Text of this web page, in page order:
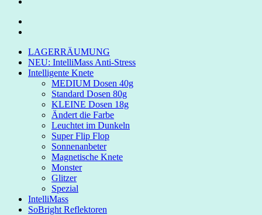
LAGERRÄUMUNG
NEU: IntelliMass Anti-Stress
Intelligente Knete
MEDIUM Dosen 40g
Standard Dosen 80g
KLEINE Dosen 18g
Ändert die Farbe
Leuchtet im Dunkeln
Super Flip Flop
Sonnenanbeter
Magnetische Knete
Monster
Glitzer
Spezial
IntelliMass
SoBright Reflektoren